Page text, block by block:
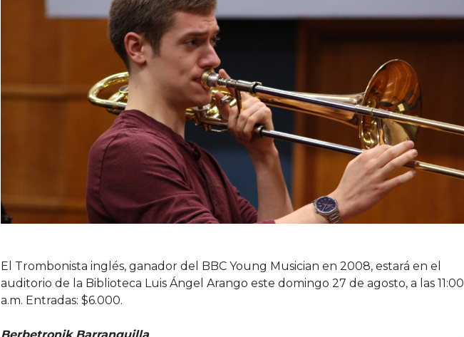
El Trombonista inglés, ganador del BBC Young Musician en 2008, estará en el
auditorio de la Biblioteca Luis Ángel Arango este domingo 27 de agosto, a las 11:00
a.m. Entradas: $6.000.